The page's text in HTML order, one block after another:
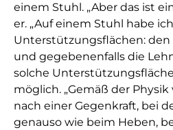
einem Stuhl. „Aber das ist
er. „Auf einem Stuhl habe
Unterstützungsflächen: den
und gegebenenfalls die
solche
möglich. „Gemäß der
nach einer Gegenkraft, bei
genauso wie beim Heben,